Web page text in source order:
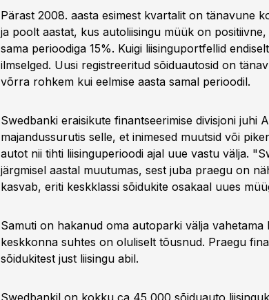
Pärast 2008. aasta esimest kvartalit on tänavune
ja poolt aastat, kus autoliisingu müük on
sama perioodiga 15%. Kuigi liisinguportfellid
ilmselged. Uusi registreeritud sõiduautosid on
võrra rohkem kui eelmise aasta samal perioodil.
Swedbanki eraisikute finantseerimise divisjoni juhi
majandussurutis selle, et inimesed muutsid või
autot nii tihti liisinguperioodi ajal uue vastu välja.
järgmisel aastal muutumas, sest juba praegu on
kasvab, eriti keskklassi sõidukite osakaal uues
Samuti on hakanud oma autoparki välja vahetama
keskkonna suhtes on oluliselt tõusnud. Praegu
sõidukitest just liisingu abil.
Swedbankil on kokku ca 45 000 sõiduauto